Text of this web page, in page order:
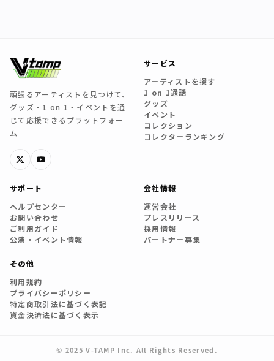
頑張るアーティストを見つけて、
グッズ・1 on 1・イベントを通
じて応援できるプラットフォー
ム
サービス
アーティストを探す
1 on 1通話
グッズ
イベント
コレクション
コレクターランキング
サポート
ヘルプセンター
お問い合わせ
ご利用ガイド
公演・イベント情報
会社情報
運営会社
プレスリリース
採用情報
パートナー募集
その他
利用規約
プライバシーポリシー
特定商取引法に基づく表記
資金決済法に基づく表示
© 2025 V-TAMP Inc. All Rights Reserved.